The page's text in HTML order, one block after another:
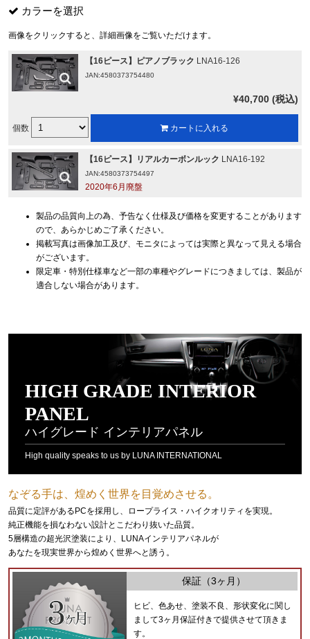
カラーを選択
画像をクリックすると、詳細画像をご覧いただけます。
【16ピース】ピアノブラック LNA16-126
JAN:4580373754480
¥40,700 (税込)
個数 カートに入れる
【16ピース】リアルカーボンルック LNA16-192
JAN:4580373754497
2020年6月廃盤
製品の品質向上の為、予告なく仕様及び価格を変更することがあります
ので、あらかじめご了承ください。
掲載写真は画像加工及び、モニタによっては実際と異なって見える場合
がございます。
限定車・特別仕様車など一部の車種やグレードにつきましては、製品が
適合しない場合があります。
HIGH GRADE INTERIOR
PANEL
ハイグレード インテリアパネル
High quality speaks to us by LUNA INTERNATIONAL
なぞる手は、煌めく世界を目覚めさせる。
品質に定評があるPCを採用し、ロープライス・ハイクオリティを実現。
純正機能を損なわない設計とこだわり抜いた品質。
5層構造の超光沢塗装により、LUNAインテリアパネルが
あなたを現実世界から煌めく世界へと誘う。
保証（3ヶ月）
ヒビ、色あせ、塗装不良、形状変化に関し
まして3ヶ月保証付きで提供させて頂きま
す。